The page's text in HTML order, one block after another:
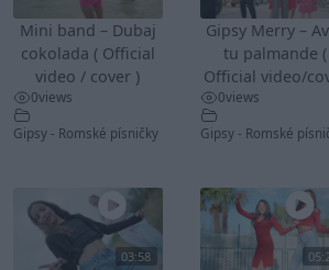
Mini band – Dubaj
cokolada ( Official
video / cover )
0views
Gipsy - Romské písničky
Gipsy Merry –
tu palmande (
Official video/
0views
Gipsy - Romské
03:58